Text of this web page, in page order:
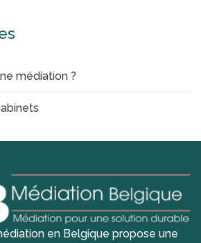
médiation ?
en Belgique propose une